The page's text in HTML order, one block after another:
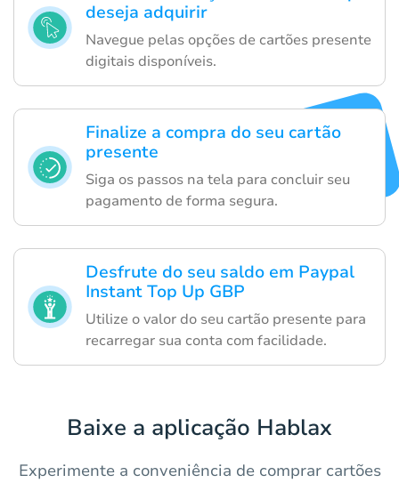
deseja adquirir
Navegue pelas opções de cartões presente
digitais disponíveis.
Finalize a compra do seu cartão
presente
Siga os passos na tela para concluir seu
pagamento de forma segura.
Desfrute do seu saldo em Paypal
Instant Top Up GBP
Utilize o valor do seu cartão presente para
recarregar sua conta com facilidade.
Baixe a aplicação Hablax
Experimente a conveniência de comprar cartões